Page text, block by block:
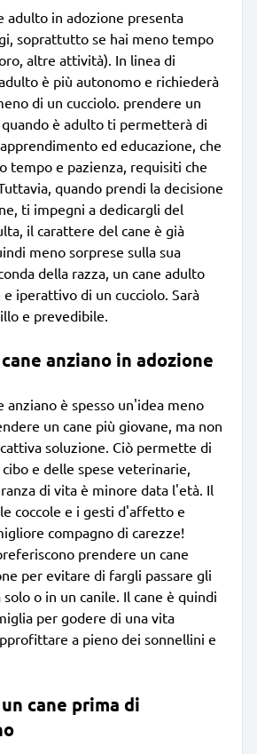
adulto in adozione presenta
soprattutto se hai meno tempo
altre attività). In linea di
è più autonomo e richiederà
di un cucciolo. prendere un
è adulto ti permetterà di
ed educazione, che
tempo e pazienza, requisiti che
quando prendi la decisione
ti impegni a dedicargli del
il carattere del cane è già
meno sorprese sulla sua
della razza, un cane adulto
e iperattivo di un cucciolo. Sarà
e prevedibile.
anziano in adozione
anziano è spesso un'idea meno
un cane più giovane, ma non
soluzione. Ciò permette di
e delle spese veterinarie,
di vita è minore data l'età. Il
coccole e i gesti d'affetto e
compagno di carezze!
prendere un cane
per evitare di fargli passare gli
o in un canile. Il cane è quindi
per godere di una vita
a pieno dei sonnellini e
cane prima di